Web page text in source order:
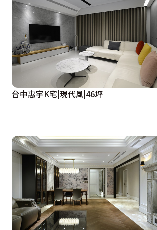
台中惠宇K宅|現代風|46坪